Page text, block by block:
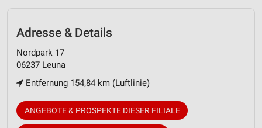
Adresse & Details
Nordpark 17
06237 Leuna
Entfernung 154,84 km (Luftlinie)
ANGEBOTE & PROSPEKTE DIESER FILIALE